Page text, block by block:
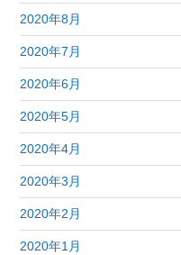
2020年8月
2020年7月
2020年6月
2020年5月
2020年4月
2020年3月
2020年2月
2020年1月